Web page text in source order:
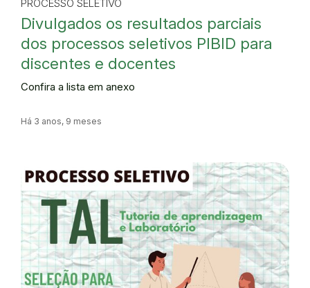
PROCESSO SELETIVO
Divulgados os resultados parciais
dos processos seletivos PIBID para
discentes e docentes
Confira a lista em anexo
Há 3 anos, 9 meses